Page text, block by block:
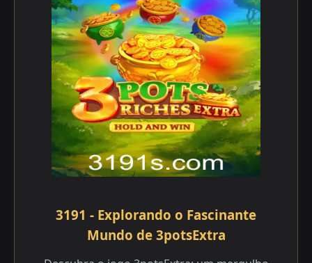
3191 - Explorando o Fascinante
Mundo de 3potsExtra